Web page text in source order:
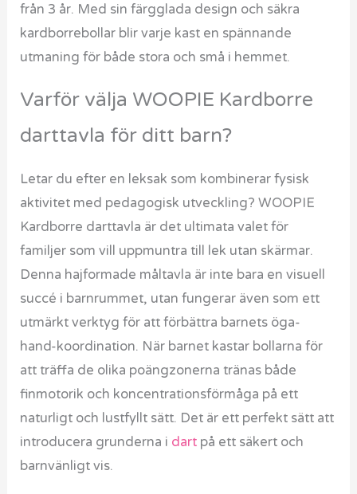
från 3 år. Med sin färgglada design och säkra
kardborrebollar blir varje kast en spännande
utmaning för både stora och små i hemmet.
Varför välja WOOPIE Kardborre
darttavla för ditt barn?
Letar du efter en leksak som kombinerar fysisk
aktivitet med pedagogisk utveckling? WOOPIE
Kardborre darttavla är det ultimata valet för
familjer som vill uppmuntra till lek utan skärmar.
Denna hajformade måltavla är inte bara en visuell
succé i barnrummet, utan fungerar även som ett
utmärkt verktyg för att förbättra barnets öga-
hand-koordination. När barnet kastar bollarna för
att träffa de olika poängzonerna tränas både
finmotorik och koncentrationsförmåga på ett
naturligt och lustfyllt sätt. Det är ett perfekt sätt att
introducera grunderna i dart på ett säkert och
barnvänligt vis.